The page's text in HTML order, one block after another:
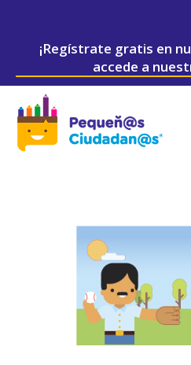
¡Regístrate gratis en
accede a